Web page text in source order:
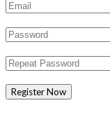
Register Now